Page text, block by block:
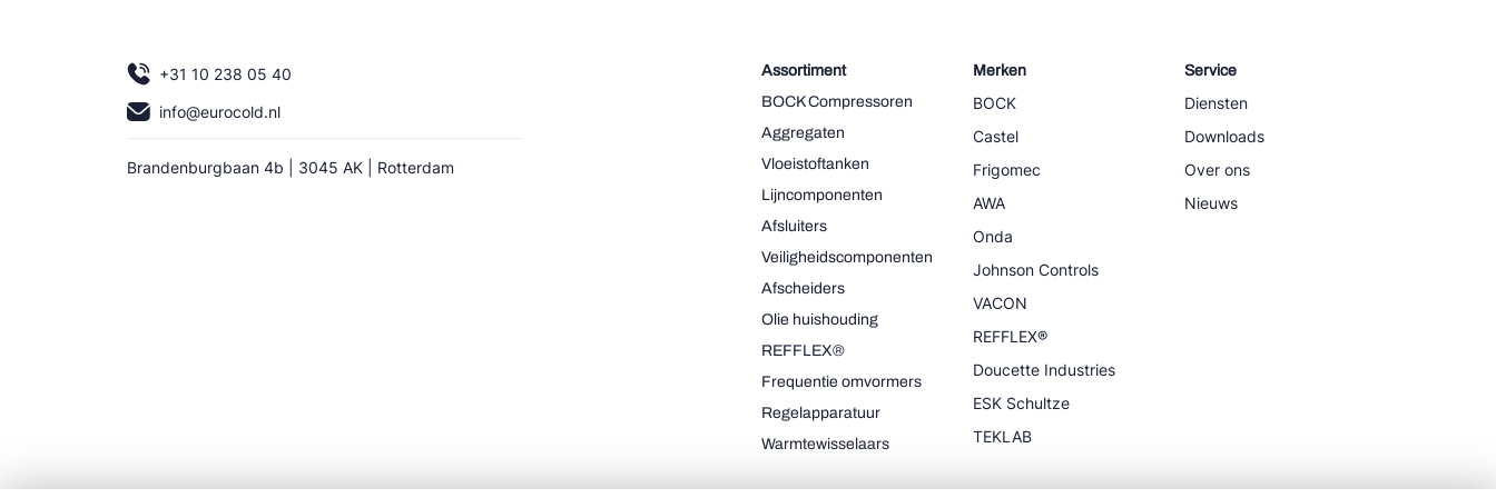
+31 10 238 05 40
info@eurocold.nl
Brandenburgbaan 4b | 3045 AK | Rotterdam
Assortiment
BOCK Compressoren
Aggregaten
Vloeistoftanken
Lijncomponenten
Afsluiters
Veiligheidscomponenten
Afscheiders
Olie huishouding
REFFLEX®
Frequentie omvormers
Regelapparatuur
Warmtewisselaars
Merken
BOCK
Castel
Frigomec
AWA
Onda
Johnson Controls
VACON
REFFLEX®
Doucette Industries
ESK Schultze
TEKLAB
Service
Diensten
Downloads
Over ons
Nieuws